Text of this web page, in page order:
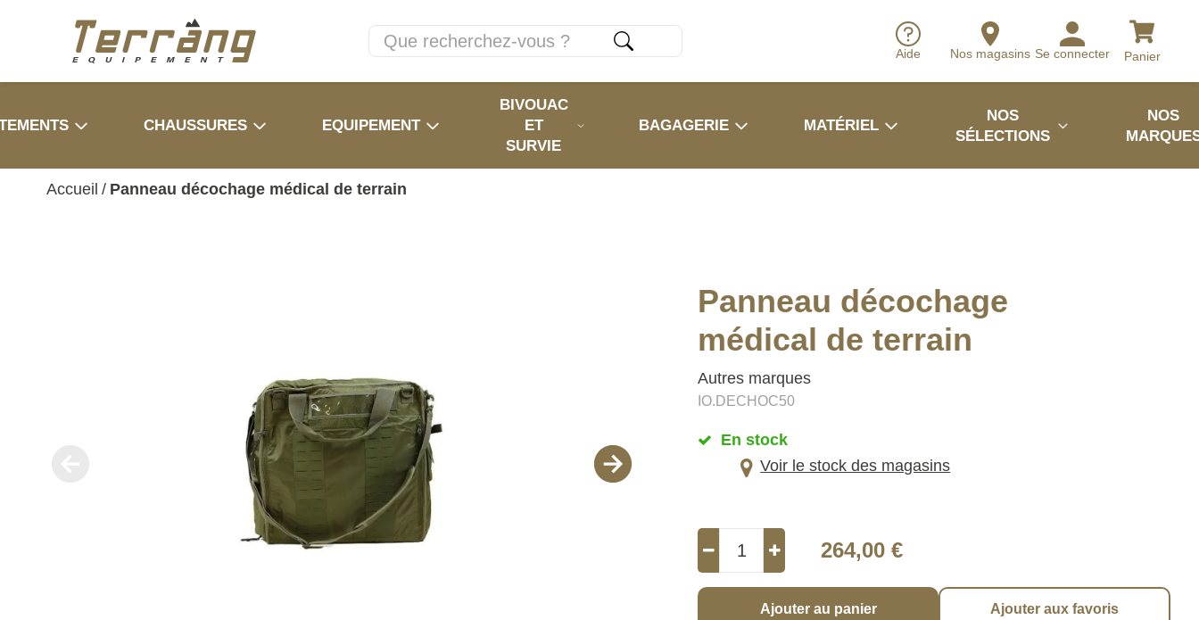
Aide Nos magasins Se connecter Panier
CHAUSSURES EQUIPEMENT
BIVOUAC
ET
SURVIE
BAGAGERIE MATÉRIEL
NOS
SÉLECTIONS
NOS
Accueil / Panneau décochage médical de terrain
Panneau décochage
médical de terrain
Autres marques
IO.DECHOC50
En stock
Voir le stock des magasins
264,00 €
Ajouter au panier Ajouter aux favoris